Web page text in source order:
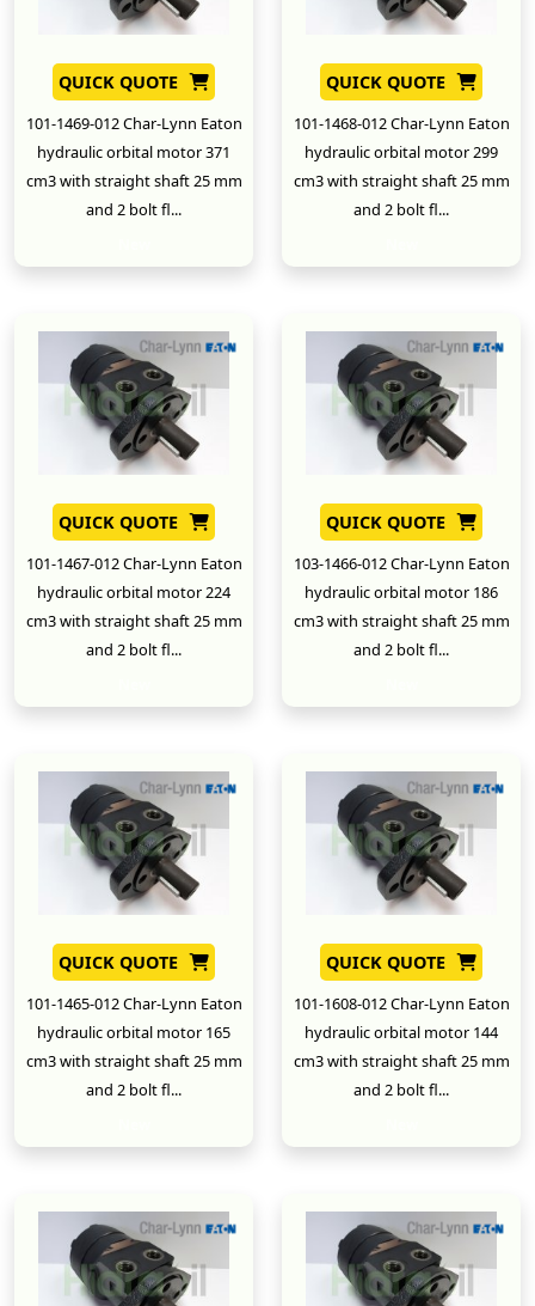
QUICK QUOTE
101-1469-012 Char-Lynn Eaton
hydraulic orbital motor 371
cm3 with straight shaft 25 mm
and 2 bolt fl...
QUICK QUOTE
101-1468-012 Char-Lynn Eaton
hydraulic orbital motor 299
cm3 with straight shaft 25 mm
and 2 bolt fl...
QUICK QUOTE
101-1467-012 Char-Lynn Eaton
hydraulic orbital motor 224
cm3 with straight shaft 25 mm
and 2 bolt fl...
QUICK QUOTE
103-1466-012 Char-Lynn Eaton
hydraulic orbital motor 186
cm3 with straight shaft 25 mm
and 2 bolt fl...
QUICK QUOTE
101-1465-012 Char-Lynn Eaton
hydraulic orbital motor 165
cm3 with straight shaft 25 mm
and 2 bolt fl...
QUICK QUOTE
101-1608-012 Char-Lynn Eaton
hydraulic orbital motor 144
cm3 with straight shaft 25 mm
and 2 bolt fl...